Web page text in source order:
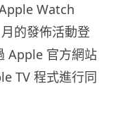
Watch
的發佈活動登
Apple 官方網站
TV 程式進行同